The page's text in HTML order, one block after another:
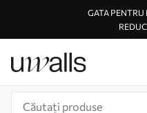
GATA PENTRU